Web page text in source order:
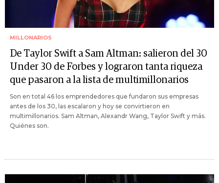
MILLONARIOS
De Taylor Swift a Sam Altman: salieron del 30
Under 30 de Forbes y lograron tanta riqueza
que pasaron a la lista de multimillonarios
Son en total 46 los emprendedores que fundaron sus empresas
antes de los 30, las escalaron y hoy se convirtieron en
multimillonarios. Sam Altman, Alexandr Wang, Taylor Swift y más.
Quiénes son.